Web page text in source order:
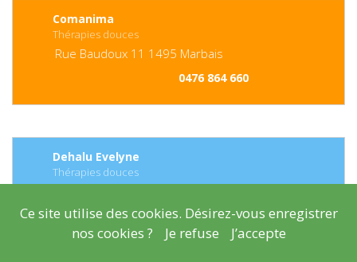
Comanima
Thérapies douces
Rue Baudoux 11 1495 Marbais
0476 864 660
Dehalu Evelyne
Thérapies douces
0486 451 974
Shiatsu , Auriculothérapie
Ce site utilise des cookies. Désirez-vous enregistrer
nos cookies ?
Je refuse J’accepte